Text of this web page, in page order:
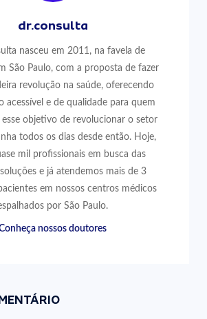
dr.consulta
nasceu em 2011, na favela de
São Paulo, com a proposta de fazer
revolução na saúde, oferecendo
acessível e de qualidade para quem
objetivo de revolucionar o setor
todos os dias desde então. Hoje,
mil profissionais em busca das
e já atendemos mais de 3
em nossos centros médicos
por São Paulo.
nossos doutores